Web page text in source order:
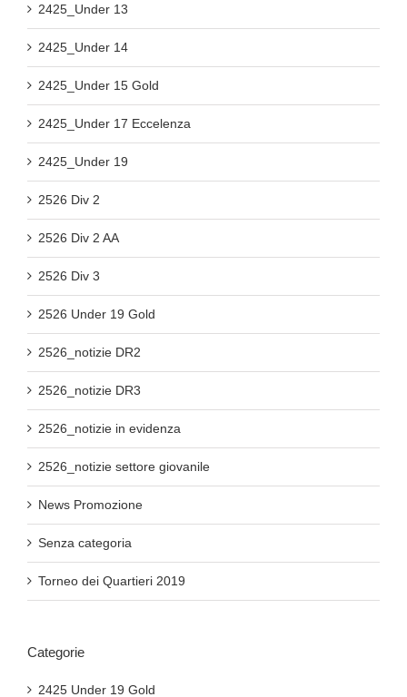
2425_Under 13
2425_Under 14
2425_Under 15 Gold
2425_Under 17 Eccelenza
2425_Under 19
2526 Div 2
2526 Div 2 AA
2526 Div 3
2526 Under 19 Gold
2526_notizie DR2
2526_notizie DR3
2526_notizie in evidenza
2526_notizie settore giovanile
News Promozione
Senza categoria
Torneo dei Quartieri 2019
Categorie
2425 Under 19 Gold